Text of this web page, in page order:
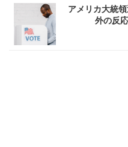
アメリカ大統
外の反